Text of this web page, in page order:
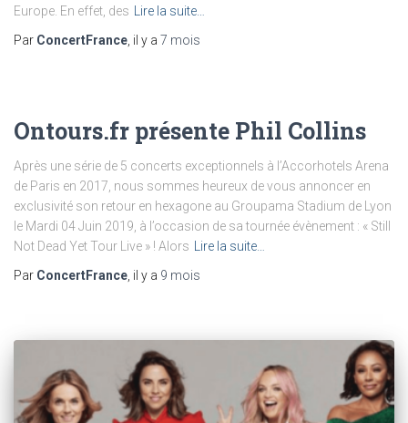
Europe. En effet, des Lire la suite…
Par ConcertFrance, il y a 7 mois
Ontours.fr présente Phil Collins
Après une série de 5 concerts exceptionnels à l’Accorhotels Arena
de Paris en 2017, nous sommes heureux de vous annoncer en
exclusivité son retour en hexagone au Groupama Stadium de Lyon
le Mardi 04 Juin 2019, à l’occasion de sa tournée évènement : « Still
Not Dead Yet Tour Live » ! Alors Lire la suite…
Par ConcertFrance, il y a 9 mois